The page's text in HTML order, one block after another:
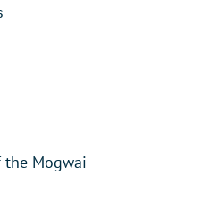
the Mogwai